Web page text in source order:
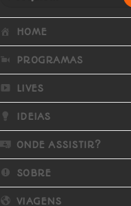
HOME
PROGRAMAS
LIVES
IDEIAS
ONDE ASSISTIR?
SOBRE
VIAGENS